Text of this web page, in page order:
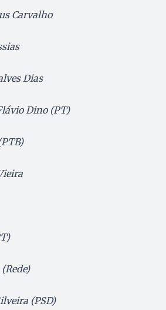
Carvalho
Dias
Dino (PT)
(PSD)